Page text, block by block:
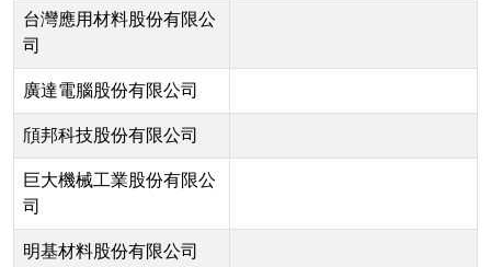
台灣應用材料股份有限公
司
廣達電腦股份有限公司
頎邦科技股份有限公司
巨大機械工業股份有限公
司
明基材料股份有限公司